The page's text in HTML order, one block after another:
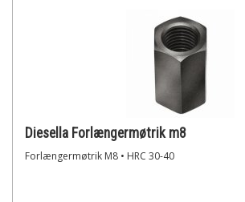
Diesella Forlængermøtrik m8
Forlængermøtrik M8 • HRC 30-40